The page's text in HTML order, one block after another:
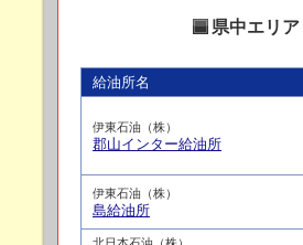
県中エリア
給油所名
伊東石油（株）
郡山インター給油所
伊東石油（株）
島給油所